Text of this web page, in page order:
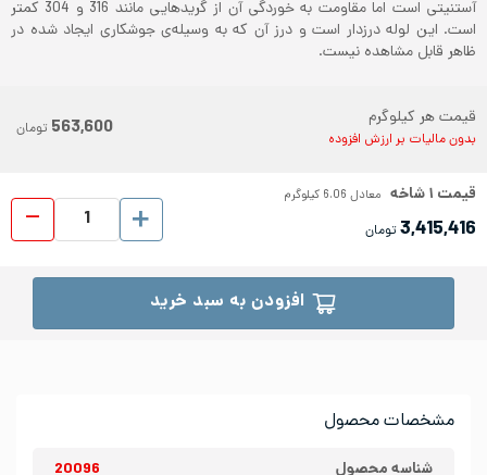
مشخصات محصول
شناسه محصول 20096
آستنیتی است اما مقاومت به خوردگی آن از گریدهایی مانند 316 و 304 کمتر
است. این لوله درزدار است و درز آن که به وسیله‌ی جوشکاری ایجاد شده در
ظاهر قابل مشاهده نیست.
قیمت هر کیلوگرم
بدون مالیات بر ارزش افزوده 563,600 تومان
قیمت ۱شاخه معادل 6.06 کیلوگرم
3,415,416تومان
افزودن به سبد خرید